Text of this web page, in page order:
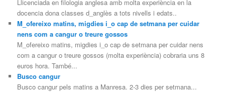
Llicenciada en filologia anglesa amb molta experiència en la
docencia dona classes d_anglès a tots nivells i edats..
M_ofereixo matins, migdies i_o cap de setmana per cuidar
nens com a cangur o treure gossos
M_ofereixo matins, migdies i_o cap de setmana per cuidar nens
com a cangur o treure gossos (molta experiència) cobraria uns 8
euros hora. També...
Busco cangur
Busco cangur pels matins a Manresa. 2-3 dies per setmana...